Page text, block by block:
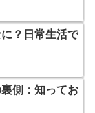
？日常生活で
側：知ってお